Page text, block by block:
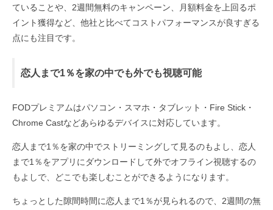
ていることや、2週間無料のキャンペーン、月額料金を上回るポ
イント獲得など、他社と比べてコストパフォーマンスが良すぎる
点にも注目です。
恋人まで1％を家の中でも外でも視聴可能
FODプレミアムはパソコン・スマホ・タブレット・Fire Stick・
Chrome Castなどあらゆるデバイスに対応しています。
恋人まで1％を家の中でストリーミングして見るのもよし、恋人
まで1％をアプリにダウンロードして外でオフライン視聴するの
もよしで、どこでも楽しむことができるようになります。
ちょっとした隙間時間に恋人まで1％が見られるので、2週間の無